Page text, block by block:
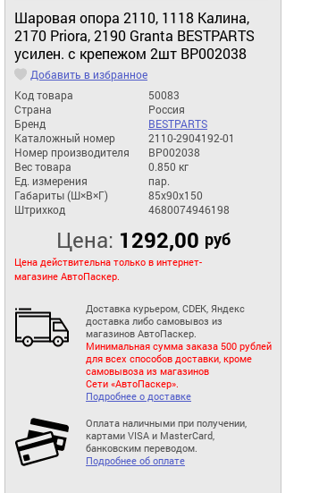
Шаровая опора 2110, 1118 Калина,
2170 Priora, 2190 Granta BESTPARTS
усилен. с крепежом 2шт BP002038
Добавить в избранное
Код товара
50083
Страна
Россия
Бренд
BESTPARTS
Каталожный номер
2110-2904192-01
Номер производителя
BP002038
Вес товара
0.850 кг
Ед. измерения
пар.
Габариты (Ш×В×Г)
85x90x150
Штрихкод
4680074946198
Цена: 1292,00 руб
Цена действительна только в интернет-
магазине АвтоПаскер.
Доставка курьером, CDEK, Яндекс
доставка либо самовывоз из
магазинов АвтоПаскер.
Минимальная сумма заказа 500 рублей
для всех способов доставки, кроме
самовывоза из магазинов
Сети «АвтоПаскер».
Подробнее о доставке
Оплата наличными при получении,
картами VISA и MasterCard,
банковским переводом.
Подробнее об оплате